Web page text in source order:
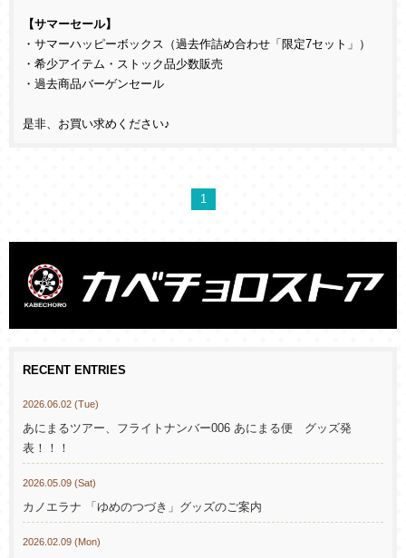
【サマーセール】
・サマーハッピーボックス（過去作詰め合わせ「限定7セット」）
・希少アイテム・ストック品少数販売
・過去商品バーゲンセール
是非、お買い求めください♪
1
RECENT ENTRIES
2026.06.02 (Tue)
あにまるツアー、フライトナンバー006 あにまる便 グッズ発
表！！！
2026.05.09 (Sat)
カノエラナ 「ゆめのつづき」グッズのご案内
2026.02.09 (Mon)